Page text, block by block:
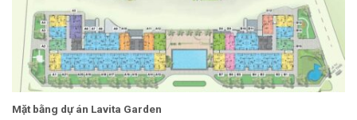
Mặt bằng dự án Lavita Garden